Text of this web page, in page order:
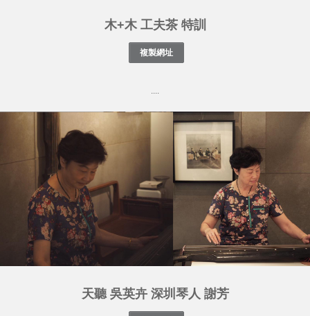
木+木 工夫茶 特訓
....
天聽 吳英卉 深圳琴人 謝芳